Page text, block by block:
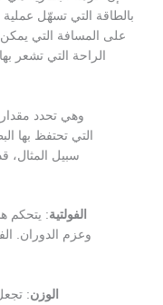
بالطاقة التي تسهّل
على المسافة التي
الراحة التي تشعر
التي تحتفظ بها
الفولتية: يتحكم
الوزن: